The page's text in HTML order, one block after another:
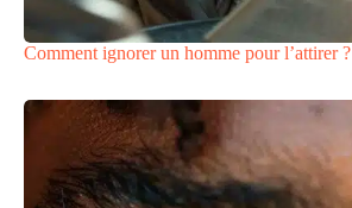
Comment ignorer un homme pour l’attirer ?